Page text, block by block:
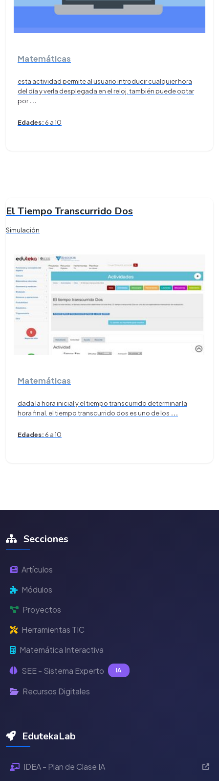
Matemáticas
esta actividad permite al usuario introducir cualquier hora
del día y verla desplegada en el reloj. también puede optar
por...
Edades: 6 a 10
El Tiempo Transcurrido Dos
Simulación
Matemáticas
dada la hora inicial y el tiempo transcurrido determinar la
hora final. el tiempo transcurrido dos es uno de los ...
Edades: 6 a 10
Secciones
Artículos
Módulos
Proyectos
Herramientas TIC
Matemática Interactiva
SEE - Sistema Experto IA
Recursos Digitales
EdutekaLab
IDEA - Plan de Clase IA